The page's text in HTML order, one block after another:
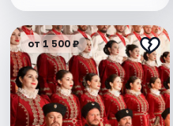
от 1 500 ₽